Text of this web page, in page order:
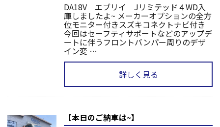
DA18V エブリイ Jリミテッド４WD入
庫しましたよ~ メーカーオプションの全方
位モニター付きスズキコネクトナビ付き
今回はセーフティサポートなどのアップデ
ートに伴うフロントバンパー周りのデザ
イン変 …
詳しく見る
【本日のご納車は~】